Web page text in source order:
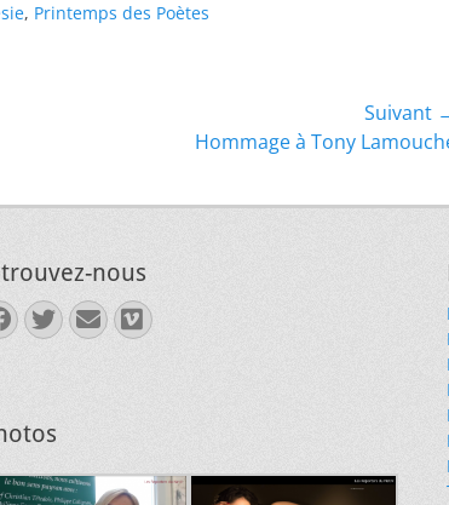
, Printemps des Poètes
Suivant
Hommage à Tony
nous
Twitter
E-
mail
Vimeo